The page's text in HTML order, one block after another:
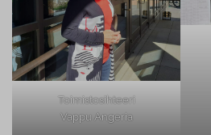
Toimistosihteeri
Vappu Angeria